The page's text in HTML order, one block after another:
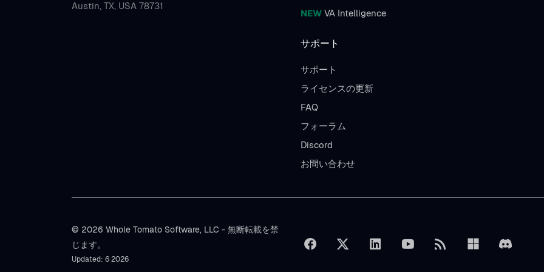
Austin, TX, USA 78731
NEW VA Intelligence
サポート
サポート
ライセンスの更新
FAQ
フォーラム
Discord
お問い合わせ
© 2026 Whole Tomato Software, LLC - 無断転載を禁
じます。
Updated: 6 2026